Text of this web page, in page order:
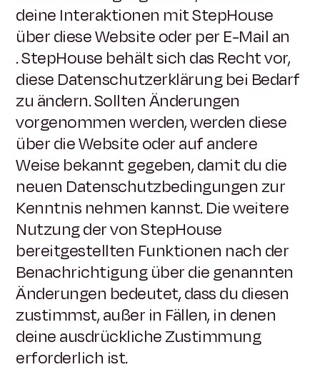
deine Interaktionen mit StepHouse
über diese Website oder per E-Mail an
. StepHouse behält sich das Recht vor,
diese Datenschutzerklärung bei Bedarf
zu ändern. Sollten Änderungen
vorgenommen werden, werden diese
über die Website oder auf andere
Weise bekannt gegeben, damit du die
neuen Datenschutzbedingungen zur
Kenntnis nehmen kannst. Die weitere
Nutzung der von StepHouse
bereitgestellten Funktionen nach der
Benachrichtigung über die genannten
Änderungen bedeutet, dass du diesen
zustimmst, außer in Fällen, in denen
deine ausdrückliche Zustimmung
erforderlich ist.